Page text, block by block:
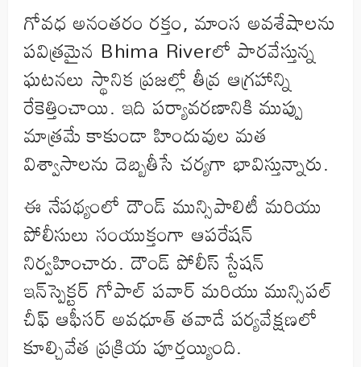
గోవధ అనంతరం రక్తం, మాంస అవశేషాలను
పవిత్రమైన Bhima Riverలో పారవేస్తున్న
ఘటనలు స్థానిక ప్రజల్లో తీవ్ర ఆగ్రహాన్ని
రేకెత్తించాయి. ఇది పర్యావరణానికి ముప్పు
మాత్రమే కాకుండా హిందువుల మత
విశ్వాసాలను దెబ్బతీసే చర్యగా భావిస్తున్నారు.
ఈ నేపథ్యంలో దౌండ్ మున్సిపాలిటీ మరియు
పోలీసులు సంయుక్తంగా ఆపరేషన్
నిర్వహించారు. దౌండ్ పోలీస్ స్టేషన్
ఇన్‌స్పెక్టర్ గోపాల్ పవార్ మరియు మున్సిపల్
చీఫ్ ఆఫీసర్ అవధూత్ తవాడే పర్యవేక్షణలో
కూల్చివేత ప్రక్రియ పూర్తయ్యింది.